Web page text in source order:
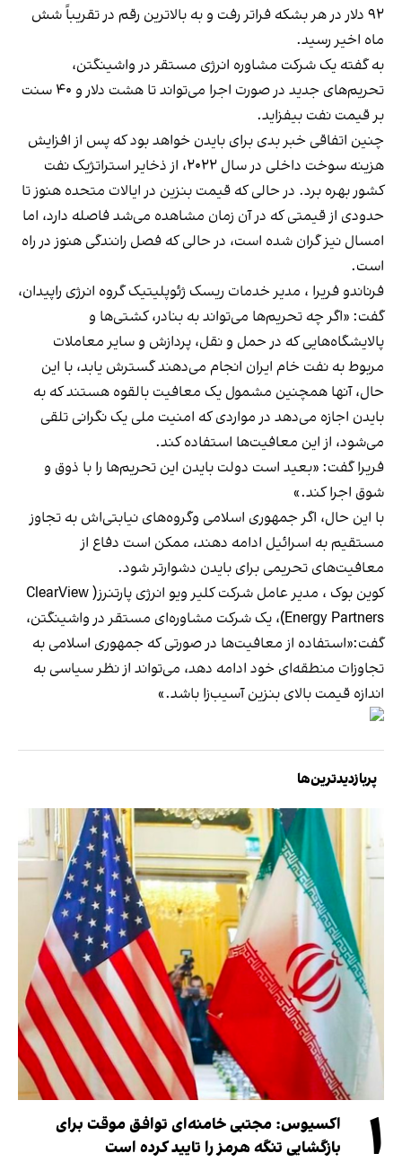
۹۲ دلار در هر بشکه فراتر رفت و به بالاترین رقم در تقریباً شش
ماه اخیر رسید.
به گفته یک شرکت مشاوره انرژی مستقر در واشینگتن،
تحریم‌های جدید در صورت اجرا می‌تواند تا هشت دلار و ۴۰ سنت
بر قیمت نفت بیفزاید.
چنین اتفاقی خبر بدی برای بایدن خواهد بود که پس از افزایش
هزینه سوخت داخلی در سال ۲۰۲۲، از ذخایر استراتژیک نفت
کشور بهره برد. در حالی که قیمت بنزین در ایالات متحده هنوز تا
حدودی از قیمتی که در آن زمان مشاهده می‌شد فاصله دارد، اما
امسال نیز گران شده است، در حالی که فصل رانندگی هنوز در راه
است.
فرناندو فریرا ، مدیر خدمات ریسک ژئوپلیتیک گروه انرژی راپیدان،
گفت: «اگر چه تحریم‌ها می‌تواند به بنادر، کشتی‌ها و
پالایشگاه‌هایی که در حمل و نقل، پردازش و سایر معاملات
مربوط به نفت خام ایران انجام می‌دهند گسترش یابد، با این
حال، آنها همچنین مشمول یک معافیت بالقوه هستند که به
بایدن اجازه می‌دهد در مواردی که امنیت ملی یک نگرانی تلقی
می‌شود، از این معافیت‌ها استفاده کند.
فریرا گفت: «بعید است دولت بایدن این تحریم‌ها را با ذوق و
شوق اجرا کند.»
با این حال، اگر جمهوری اسلامی وگروه‌های نیابتی‌اش به تجاوز
مستقیم به اسرائیل ادامه دهند، ممکن است دفاع از
معافیت‌های تحریمی برای بایدن دشوارتر شود.
کوین بوک ، مدیر عامل شرکت کلیر ویو انرژی پارتنرز( ClearView
Energy Partners)، یک شرکت مشاوره‌ای مستقر در واشینگتن،
گفت:«استفاده از معافیت‌ها در صورتی که جمهوری اسلامی به
تجاوزات منطقه‌ای خود ادامه دهد، می‌تواند از نظر سیاسی به
اندازه قیمت بالای بنزین آسیب‌زا باشد.»
پربازدیدترین‌ها
۱
اکسیوس: مجتبی خامنه‌ای توافق موقت برای
بازگشایی تنگه هرمز را تایید کرده است